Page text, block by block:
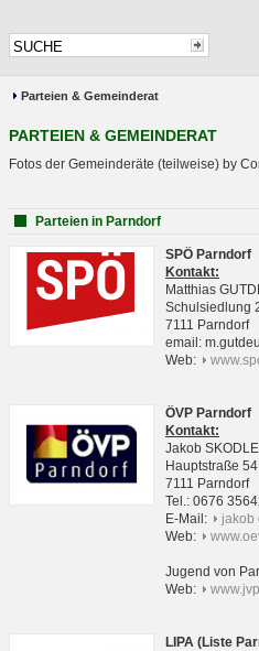
Parteien & Gemeinderat
PARTEIEN & GEMEINDERAT
Fotos der Gemeinderäte (teilweise) by
Parteien in Parndorf
SPÖ Parndorf
Kontakt:
Matthias
Schulsiedlung
7111 Parndorf
email:
Web:
ÖVP Parndorf
Kontakt:
Jakob
Hauptstraße 54
7111 Parndorf
Tel.: 0676
E-Mail:
jakob
Web:
Jugend von
Web:
LIPA (Liste